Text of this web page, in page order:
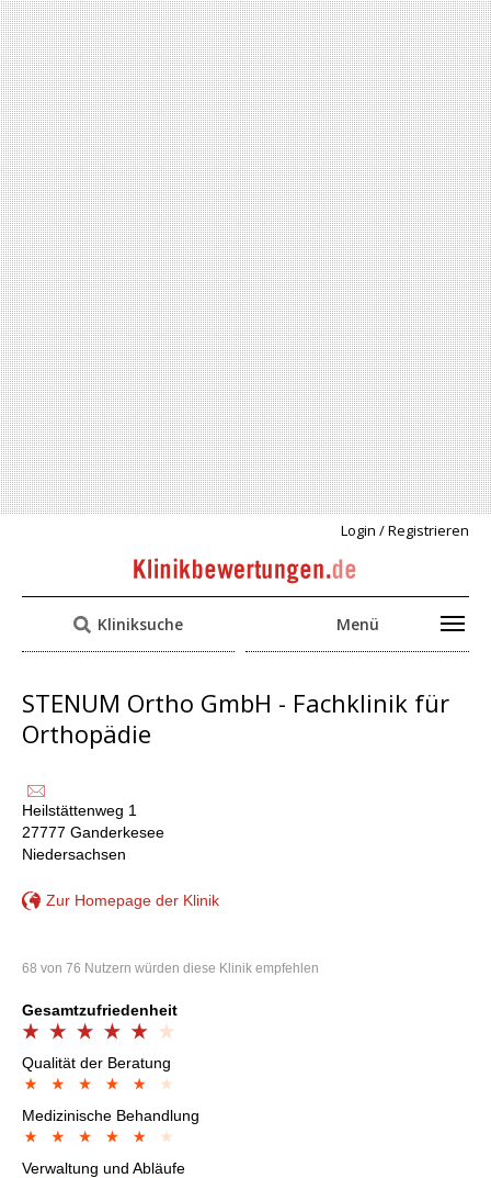
Login / Registrieren
Kliniksuche Menü
STENUM Ortho GmbH - Fachklinik für
Orthopädie
Heilstättenweg 1
27777 Ganderkesee
Niedersachsen
Zur Homepage der Klinik
68 von 76 Nutzern würden diese Klinik empfehlen
Gesamtzufriedenheit
Qualität der Beratung
Medizinische Behandlung
Verwaltung und Abläufe